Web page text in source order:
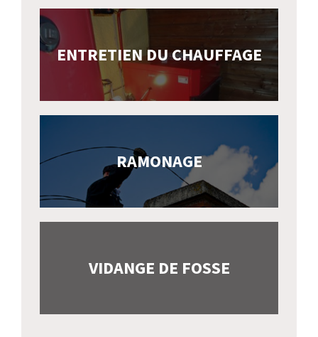
ENTRETIEN DU CHAUFFAGE
RAMONAGE
VIDANGE DE FOSSE